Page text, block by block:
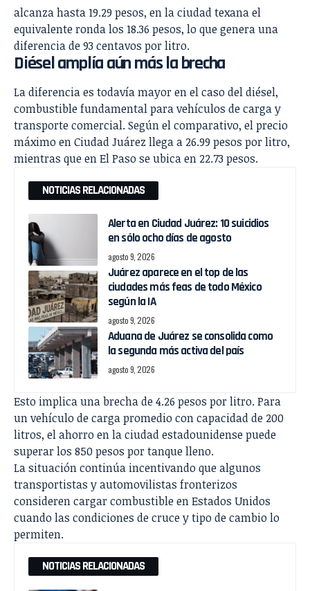
alcanza hasta 19.29 pesos, en la ciudad texana el
equivalente ronda los 18.36 pesos, lo que genera una
diferencia de 93 centavos por litro.
Diésel amplía aún más la brecha
La diferencia es todavía mayor en el caso del diésel,
combustible fundamental para vehículos de carga y
transporte comercial. Según el comparativo, el precio
máximo en Ciudad Juárez llega a 26.99 pesos por litro,
mientras que en El Paso se ubica en 22.73 pesos.
NOTICIAS RELACIONADAS
Alerta en Ciudad Juárez: 10 suicidios
en sólo ocho días de agosto
agosto 9, 2026
Juárez aparece en el top de las
ciudades más feas de todo México
según la IA
agosto 9, 2026
Aduana de Juárez se consolida como
la segunda más activa del país
agosto 9, 2026
Esto implica una brecha de 4.26 pesos por litro. Para
un vehículo de carga promedio con capacidad de 200
litros, el ahorro en la ciudad estadounidense puede
superar los 850 pesos por tanque lleno.
La situación continúa incentivando que algunos
transportistas y automovilistas fronterizos
consideren cargar combustible en Estados Unidos
cuando las condiciones de cruce y tipo de cambio lo
permiten.
NOTICIAS RELACIONADAS